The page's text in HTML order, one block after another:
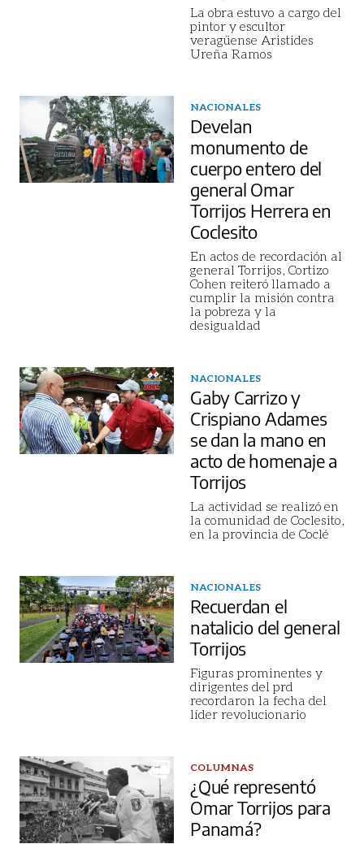
La obra estuvo a cargo del
pintor y escultor
veragüense Aristides
Ureña Ramos
NACIONALES
Develan
monumento de
cuerpo entero del
general Omar
Torrijos Herrera en
Coclesito
En actos de recordación al
general Torrijos, Cortizo
Cohen reiteró llamado a
cumplir la misión contra
la pobreza y la
desigualdad
NACIONALES
Gaby Carrizo y
Crispiano Adames
se dan la mano en
acto de homenaje a
Torrijos
La actividad se realizó en
la comunidad de Coclesito,
en la provincia de Coclé
NACIONALES
Recuerdan el
natalicio del general
Torrijos
Figuras prominentes y
dirigentes del prd
recordaron la fecha del
líder revolucionario
COLUMNAS
¿Qué representó
Omar Torrijos para
Panamá?